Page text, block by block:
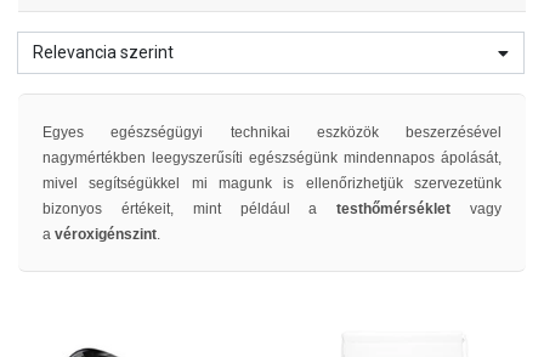
Relevancia szerint
Egyes egészségügyi technikai eszközök beszerzésével
nagymértékben leegyszerűsíti egészségünk mindennapos ápolását,
mivel segítségükkel mi magunk is ellenőrizhetjük szervezetünk
bizonyos értékeit, mint például a testhőmérsékletvagy
a véroxigénszint.